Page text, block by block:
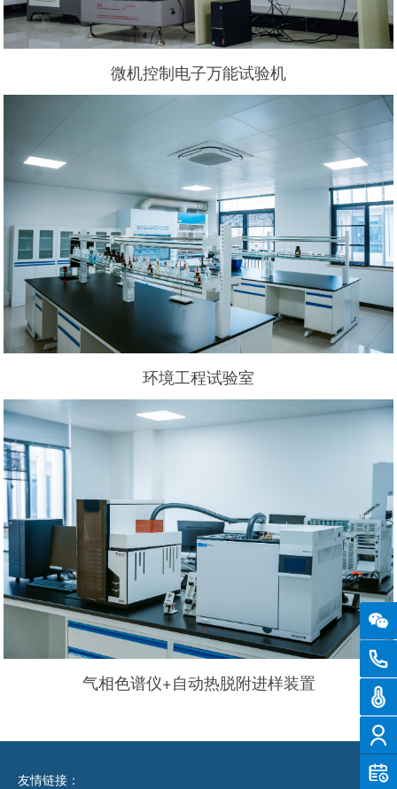
微机控制电子万能试验机
环境工程试验室
气相色谱仪+自动热脱附进样装置
友情链接：
温
智
客户